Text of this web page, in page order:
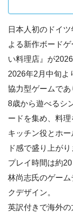
日本人初のドイ
よる新作ボード
い料理店』が
2026年2月中旬よ
協力型ゲームであ
8歳から遊べるシ
ードを集め、料理
キッチン役とホ
ド感で盛り上がり
プレイ時間は約20
林尚志氏のゲー
クデザイン。
英訳付きで海外の